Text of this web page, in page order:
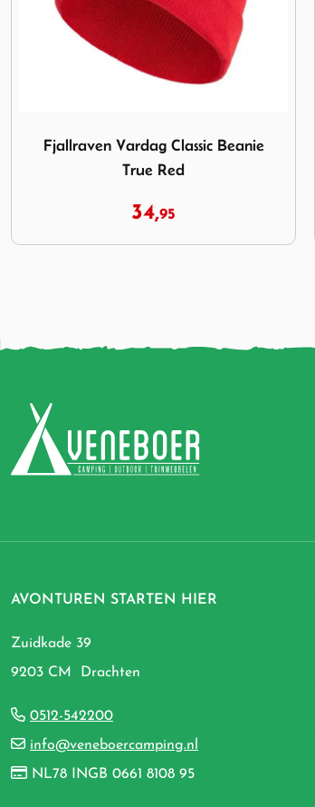
Fjallraven Vardag Classic Beanie
True Red
34,95
AVONTUREN STARTEN HIER
Zuidkade 39
9203 CM Drachten
0512-542200
info@veneboercamping.nl
NL78 INGB 0661 8108 95